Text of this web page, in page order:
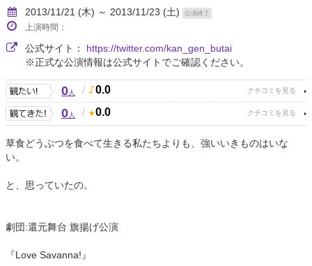
2013/11/21 (木) ～ 2013/11/23 (土)
公演終了
上演時間：
公式サイト： https://twitter.com/kan_gen_butai
※正式な公演情報は公式サイトでご確認ください。
0人 / 0.0
0人 / 0.0
草食どうぶつを食べて生きる私たちよりも、強いいきものはいな
い。
と、思っていたの。
劇団:還元舞台 旗揚げ公演
『Love Savanna!』